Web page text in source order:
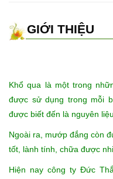
GIỚI THIỆU
Khổ qua là một trong
được sử dụng trong mỗi
được biết đến là nguyên
Ngoài ra, mướp đắng còn
tốt, lành tính, chữa được
Hiện nay công ty Đức